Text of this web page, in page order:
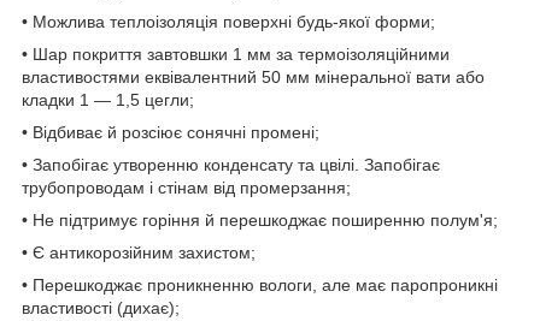
• Можлива теплоізоляція поверхні будь-якої форми;
• Шар покриття завтовшки 1 мм за термоізоляційними
властивостями еквівалентний 50 мм мінеральної вати або
кладки 1 — 1,5 цегли;
• Відбиває й розсіює сонячні промені;
• Запобігає утворенню конденсату та цвілі. Запобігає
трубопроводам і стінам від промерзання;
• Не підтримує горіння й перешкоджає поширенню полум'я;
• Є антикорозійним захистом;
• Перешкоджає проникненню вологи, але має паропроникні
властивості (дихає);